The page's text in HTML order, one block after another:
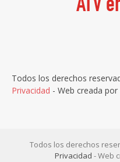
Todos los derechos
Privacidad - Web creada por
Todos los derechos
Privacidad - Web